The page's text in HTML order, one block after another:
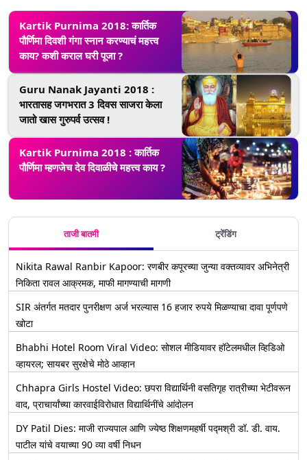
Kartik Purnima 2018: कार्तिक
पौर्णिमा दिवशी गंगा स्नान करण्याचं महत्त्व
काय? कशी कराल घरी पूजा ?
Guru Nanak Jayanti 2018 :
भारतासह जगभरात 3 दिवस साजरा केला
जातो खास गुरुपर्व उत्सव !
Kartik Purnima 2018 : कार्तिक
पौर्णिमा म्हणजेच देव दिवाळीचे महत्त्व काय ?
ताजी बातमी ट्रेंडिंग
Nikita Rawal Ranbir Kapoor: रणबीर कपूरच्या जुन्या वक्तव्यावर अभिनेत्री
निकिता रावल आक्रमक, माफी मागण्याची मागणी
SIR अंतर्गत मतदार पुनरीक्षण अर्ज भरल्यास 16 हजार रुपये मिळण्याचा दावा पूर्णपणे
खोटा
Bhabhi Hotel Room Viral Video: सोशल मीडियावर हॉटेलमधील व्हिडिओ
व्हायरल; सायबर सुरक्षेचे मोठे आव्हान
Chhapra Girls Hostel Video: छपरा विद्यार्थिनी वसतिगृह रात्रीच्या भेटीवरून
वाद, प्राचार्यांच्या कारवाईविरोधात विद्यार्थिनींचे आंदोलन
DY Patil Dies: माजी राज्यपाल आणि ज्येष्ठ शिक्षणमहर्षी पद्मश्री डॉ. डी. वाय.
पाटील यांचे वयाच्या 90 व्या वर्षी निधन